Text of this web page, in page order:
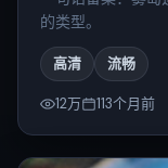
的类型。
高清 流畅
12万 113个月前